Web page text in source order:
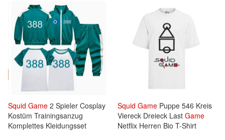
Squid Game 2 Spieler Cosplay
Kostüm Trainingsanzug
Komplettes Kleidungsset
Squid Game Puppe 546 Kreis
Viereck Dreieck Last Game
Netflix Herren Bio T-Shirt